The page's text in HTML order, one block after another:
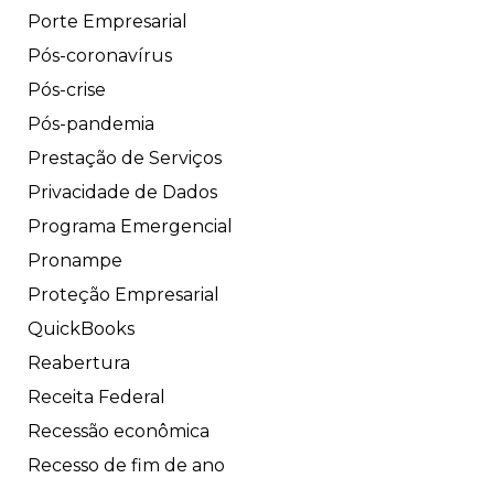
Porte Empresarial
Pós-coronavírus
Pós-crise
Pós-pandemia
Prestação de Serviços
Privacidade de Dados
Programa Emergencial
Pronampe
Proteção Empresarial
QuickBooks
Reabertura
Receita Federal
Recessão econômica
Recesso de fim de ano